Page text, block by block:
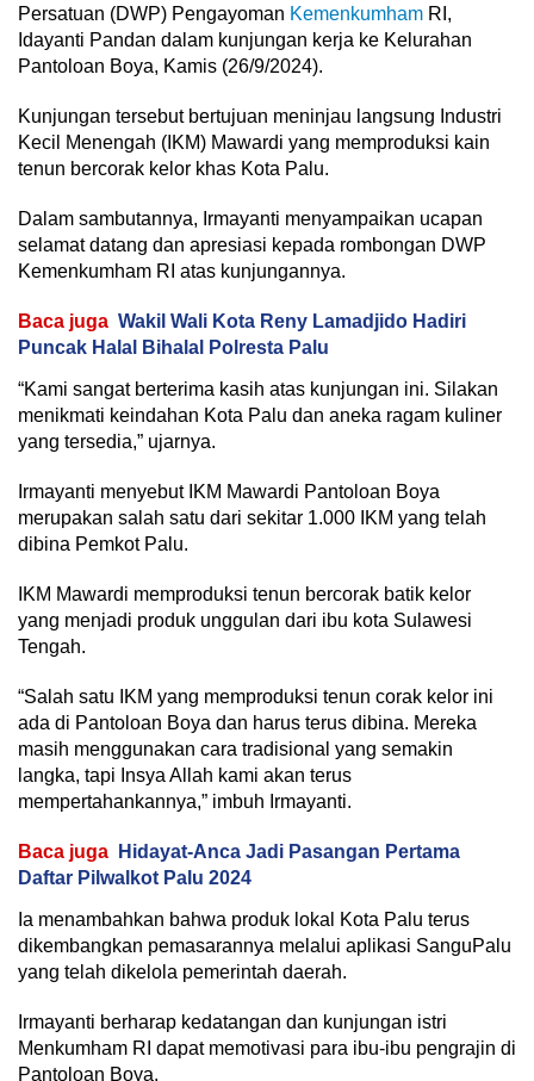
Persatuan (DWP) Pengayoman Kemenkumham RI,
Idayanti Pandan dalam kunjungan kerja ke Kelurahan
Pantoloan Boya, Kamis (26/9/2024).
Kunjungan tersebut bertujuan meninjau langsung Industri
Kecil Menengah (IKM) Mawardi yang memproduksi kain
tenun bercorak kelor khas Kota Palu.
Dalam sambutannya, Irmayanti menyampaikan ucapan
selamat datang dan apresiasi kepada rombongan DWP
Kemenkumham RI atas kunjungannya.
Baca juga Wakil Wali Kota Reny Lamadjido Hadiri
Puncak Halal Bihalal Polresta Palu
“Kami sangat berterima kasih atas kunjungan ini. Silakan
menikmati keindahan Kota Palu dan aneka ragam kuliner
yang tersedia,” ujarnya.
Irmayanti menyebut IKM Mawardi Pantoloan Boya
merupakan salah satu dari sekitar 1.000 IKM yang telah
dibina Pemkot Palu.
IKM Mawardi memproduksi tenun bercorak batik kelor
yang menjadi produk unggulan dari ibu kota Sulawesi
Tengah.
“Salah satu IKM yang memproduksi tenun corak kelor ini
ada di Pantoloan Boya dan harus terus dibina. Mereka
masih menggunakan cara tradisional yang semakin
langka, tapi Insya Allah kami akan terus
mempertahankannya,” imbuh Irmayanti.
Baca juga
Hidayat-Anca Jadi Pasangan Pertama
Daftar Pilwalkot Palu 2024
Ia menambahkan bahwa produk lokal Kota Palu terus
dikembangkan pemasarannya melalui aplikasi SanguPalu
yang telah dikelola pemerintah daerah.
Irmayanti berharap kedatangan dan kunjungan istri
Menkumham RI dapat memotivasi para ibu-ibu pengrajin di
Pantoloan Boya.